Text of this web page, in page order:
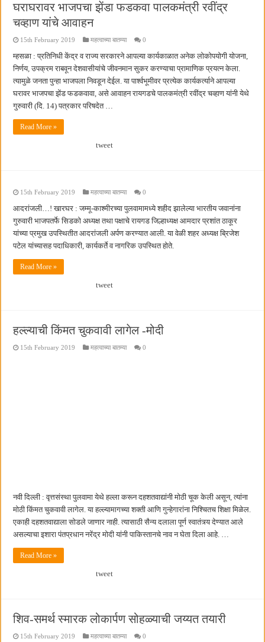
घराघरावर भाजपचा झेंडा फडकवा पालकमंत्री रवींद्र
चव्हाण यांचे आवाहन
15th February 2019 महत्वाच्या बातम्या 0
म्हसळा : प्रतिनिधी केंद्र व राज्य सरकारने आपल्या कार्यकाळात अनेक लोकोपयोगी योजना,
निर्णय, उपक्रम राबवून देशवासीयांचे जीवनमान सुकर करण्याचा प्रामाणिक प्रयत्न केला.
त्यामुळे जनता पुन्हा भाजपला निवडून देईल. या पार्श्वभूमीवर प्रत्येक कार्यकर्त्याने आपल्या
घरावर भाजपचा झेंड फडकवावा, असे आवाहन रायगडचे पालकमंत्री रवींद्र चव्हाण यांनी येथे
गुरुवारी (दि. 14) पत्रकार परिषदेत …
Read More »
tweet
15th February 2019 महत्वाच्या बातम्या 0
आदरांजली…! खारघर : जम्मू-काश्मीरच्या पुलवामामध्ये शहीद झालेल्या भारतीय जवानांना
गुरुवारी भाजपतर्फे सिडको अध्यक्ष तथा पक्षाचे रायगड जिल्हाध्यक्ष आमदार प्रशांत ठाकूर
यांच्या प्रमुख उपस्थितीत आदरांजली अर्पण करण्यात आली. या वेळी शहर अध्यक्ष ब्रिजेश
पटेल यांच्यासह पदाधिकारी, कार्यकर्ते व नागरिक उपस्थित होते.
Read More »
tweet
हल्ल्याची किंमत चुकवावी लागेल -मोदी
15th February 2019 महत्वाच्या बातम्या 0
नवी दिल्ली : वृत्तसंस्था पुलवामा येथे हल्ला करून दहशतवाद्यांनी मोठी चूक केली असून, त्यांना
मोठी किंमत चुकवावी लागेल. या हल्ल्यामागच्या शक्ती आणि गुन्हेगारांना निश्चितच शिक्षा मिळेल.
एकाही दहशतवाद्याला सोडले जाणार नाही. त्यासाठी सैन्य दलाला पूर्ण स्वातंत्र्य देण्यात आले
असल्याचा इशारा पंतप्रधान नरेंद्र मोदी यांनी पाकिस्तानचे नाव न घेता दिला आहे. …
Read More »
tweet
शिव-समर्थ स्मारक लोकार्पण सोहळ्याची जय्यत तयारी
15th February 2019 महत्वाच्या बातम्या 0